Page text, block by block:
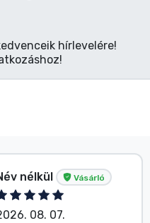
hírlevelére!
nélkül Vásárló
08. 07.